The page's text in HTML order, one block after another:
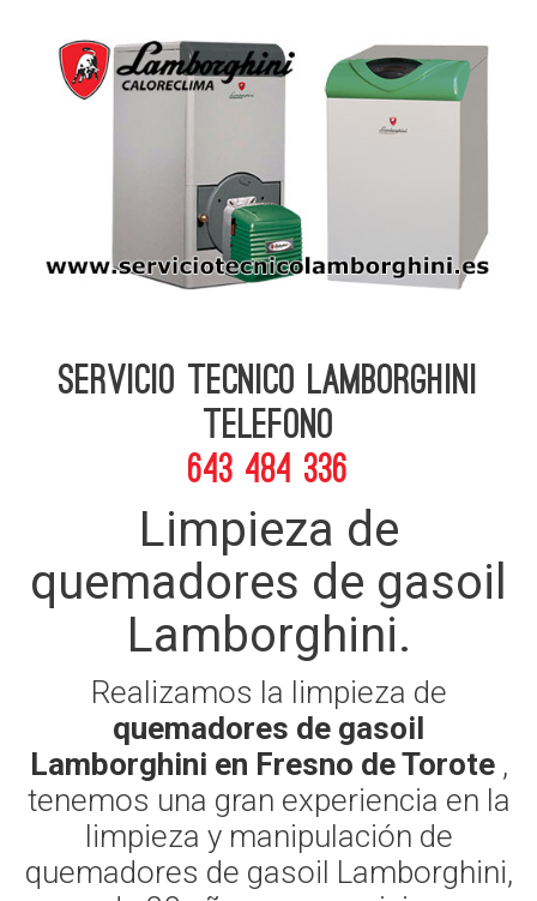
Servicio Tecnico Lamborghini
telefono
643 484 336
Limpieza de
quemadores de gasoil
Lamborghini.
Realizamos la limpieza de
quemadores de gasoil
Lamborghini en Fresno de Torote ,
tenemos una gran experiencia en la
limpieza y manipulación de
quemadores de gasoil Lamborghini,